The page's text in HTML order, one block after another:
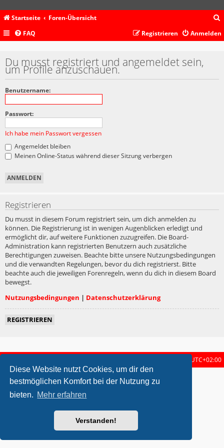
Diese Website nutzt Cookies, um dir den
bestmöglichen Komfort bei der Nutzung zu
bieten. Mehr erfahren
Verstanden!
Startseite Foren-Übersicht
c
FAQ Anmelden
Registrieren
Du musst registriert und angemeldet sein,
um Profile anzuschauen.
Benutzername:
Passwort:
Ich habe mein Passwort vergessen
Angemeldet bleiben
Meinen Online-Status während dieser Sitzung verbergen
Registrieren
Du musst in diesem Forum registriert sein, um dich anmelden zu
können. Die Registrierung ist in wenigen Augenblicken erledigt und
ermöglicht dir, auf weitere Funktionen zuzugreifen. Die Board-
Administration kann registrierten Benutzern auch zusätzliche
Berechtigungen zuweisen. Beachte bitte unsere Nutzungsbedingungen
und die verwandten Regelungen, bevor du dich registrierst. Bitte
beachte auch die jeweiligen Forenregeln, wenn du dich in diesem Board
bewegst.
Nutzungsbedingungen | Datenschutzerklärung
REGISTRIEREN
UTC+02:00
metrolike style by Eric Seguin Updated for phpBB3.2 by
Powered byphpBB ® Forum Software © phpBB Limited
Deutsche Übersetzung durch